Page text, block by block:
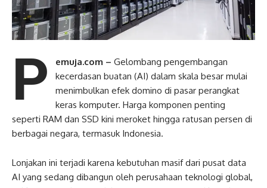
P emuja.com – Gelombang pengembangan
kecerdasan buatan (AI) dalam skala besar mulai
menimbulkan efek domino di pasar perangkat
keras komputer. Harga komponen penting
seperti RAM dan SSD kini meroket hingga ratusan persen di
berbagai negara, termasuk Indonesia.
Lonjakan ini terjadi karena kebutuhan masif dari pusat data
AI yang sedang dibangun oleh perusahaan teknologi global,